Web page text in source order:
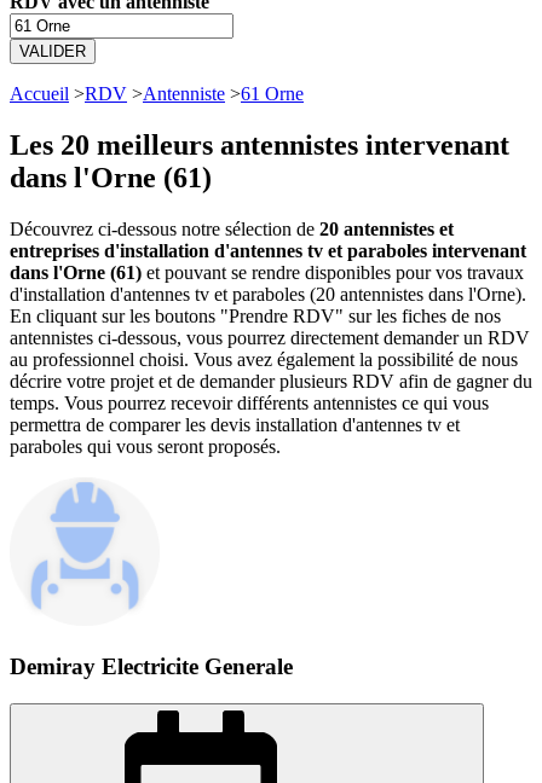
VALIDER
Accueil >RDV >Antenniste >61 Orne
Les 20 meilleurs antennistes intervenant
dans l'Orne (61)
Découvrez ci-dessous notre sélection de 20 antennistes et
entreprises d'installation d'antennes tv et paraboles intervenant
dans l'Orne (61) et pouvant se rendre disponibles pour vos travaux
d'installation d'antennes tv et paraboles (20 antennistes dans l'Orne).
En cliquant sur les boutons "Prendre RDV" sur les fiches de nos
antennistes ci-dessous, vous pourrez directement demander un RDV
au professionnel choisi. Vous avez également la possibilité de nous
décrire votre projet et de demander plusieurs RDV afin de gagner du
temps. Vous pourrez recevoir différents antennistes ce qui vous
permettra de comparer les devis installation d'antennes tv et
paraboles qui vous seront proposés.
Demiray Electricite Generale